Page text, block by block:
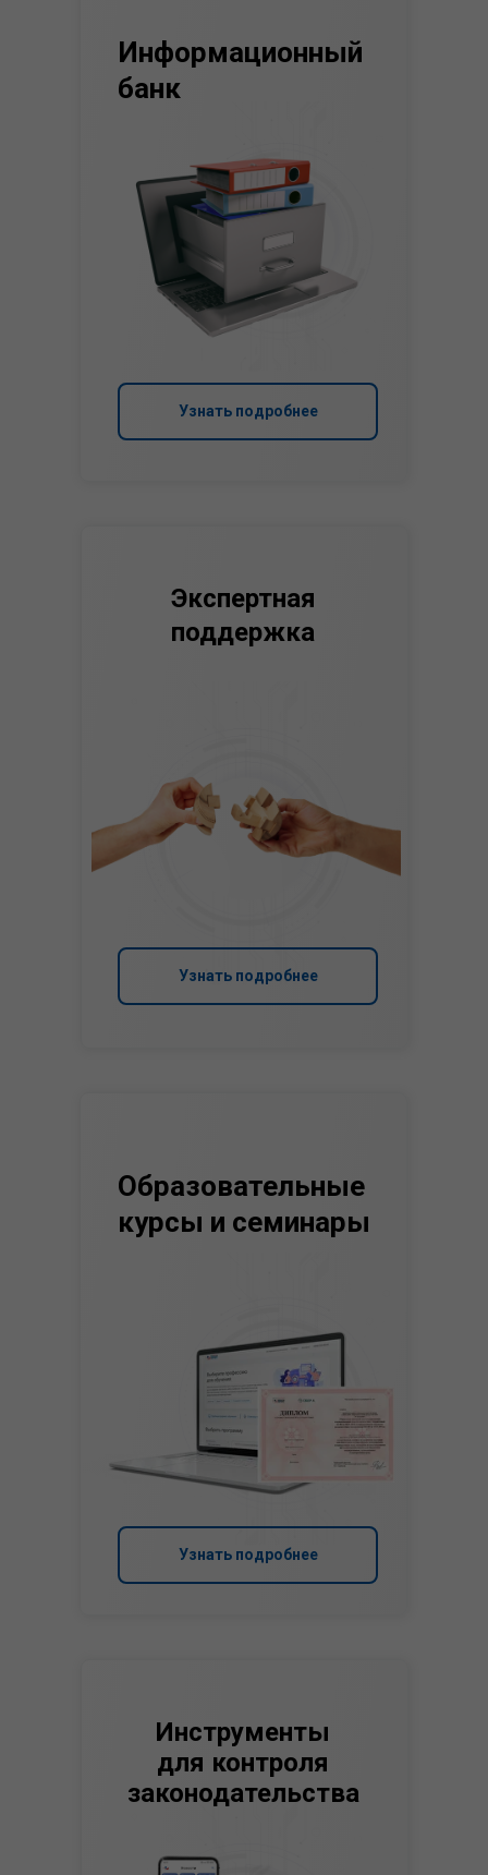
Узнать подробнее
Информационный
банк
Узнать подробнее
Экспертная
поддержка
Инструменты
для контроля
законодательства
Узнать подробнее
Образовательные
курсы и семинары